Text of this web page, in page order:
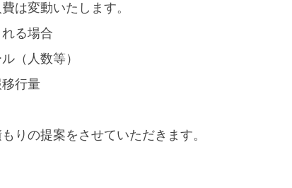
は変動いたします。
る場合
（人数等）
行量
りの提案をさせていただきます。